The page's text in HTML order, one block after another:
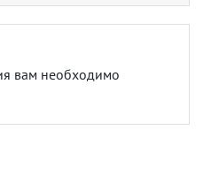
вам необходимо